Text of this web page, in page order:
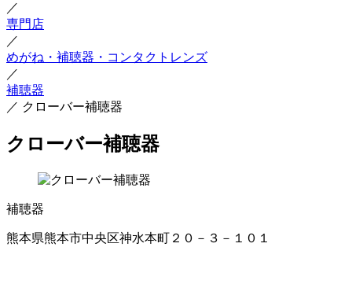
／
専門店
／
めがね・補聴器・コンタクトレンズ
／
補聴器
／ クローバー補聴器
クローバー補聴器
補聴器
熊本県熊本市中央区神水本町２０－３－１０１